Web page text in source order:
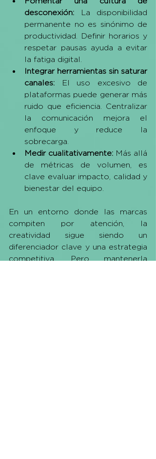
desconexión:
La disponibilidad
permanente no es sinónimo de
productividad. Definir horarios y
respetar pausas ayuda a evitar
la fatiga digital.
Integrar herramientas sin saturar
canales:
El uso excesivo de
plataformas puede generar más
ruido que eficiencia. Centralizar
la comunicación mejora el
enfoque y reduce la
sobrecarga.
Medir cualitativamente: Más allá
de métricas de volumen, es
clave evaluar impacto, calidad y
bienestar del equipo.
En un entorno donde las marcas
compiten por atención, la
creatividad sigue siendo un
diferenciador clave y una estrategia
competitiva. Pero mantenerla